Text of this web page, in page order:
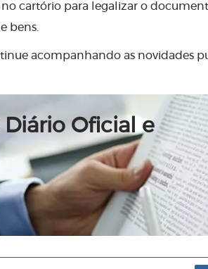
cartório para legalizar o
bens.
acompanhando as novidades
Oficial e